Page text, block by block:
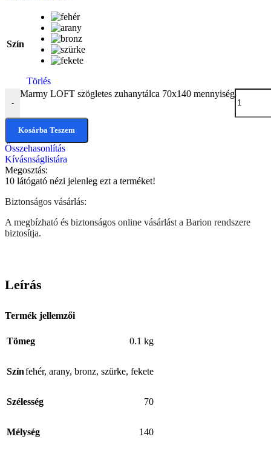
Szín
Törlés
-
Marmy LOFT szögletes zuhanytálca 70x140 mennyiség
Kosárba Teszem
Összehasonlítás
Kívásnságlistára
Megosztás:
10 látógató nézi jelenleg ezt a terméket!
Biztonságos vásárlás:
A megbízható és biztonságos online vásárlást a Barion rendszere
biztosítja.
Leírás
Termék jellemzői
Tömeg 0.1 kg
Színfehér, arany, bronz, szürke, fekete
Szélesség 70
Mélység 140